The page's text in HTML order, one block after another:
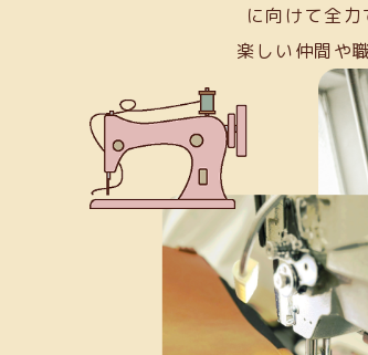
に向けて全力
楽しい仲間や